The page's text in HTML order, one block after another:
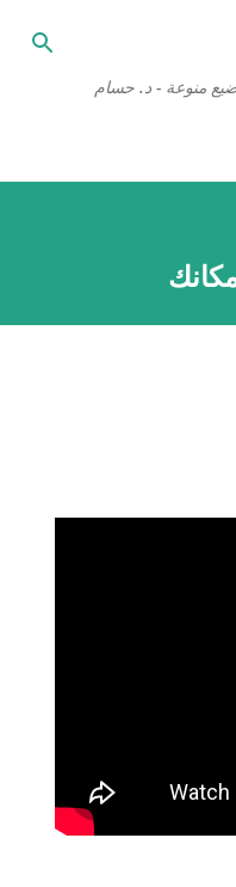
منوعة - د. حسام